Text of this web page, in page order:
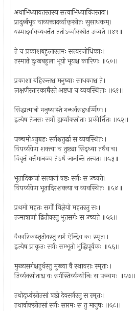
अथाभिध्यायतस्तस्य सत्याभिध्यायिनस्तदा।
प्रादुर्ब्बभूव चाव्यक्तादर्व्वाक्‌स्रोतः सुसाधकम्।
यस्मादर्वाक्व्यवर्त्तेत ततोऽर्व्वाक्स्रोत उच्यते ॥४९॥
ते च प्रकाशबहुलास्तमः सत्त्वरजोधिकाः।
तस्मात्ते दुःखबहुला भूयो भूयश्च कारिणः ॥५०॥
प्रकाशा बहिरन्तश्च मनुष्याः साधकाश्च ते।
लक्षणैस्तारकाद्यैस्ते अष्टधा च व्यवस्थिताः ॥५१॥
सिद्धात्मानो मनुष्यास्ते गन्धर्वसहधर्म्मिणः।
इत्येष तेजसः सर्गो ह्यर्व्वाक्स्रोताः प्रकीर्त्तितः ॥५२॥
पञ्चमोऽनुग्रहः सर्गश्चतुर्द्धा स व्यवस्थितः।
विपर्य्ययेण शक्त्या च तुष्ट्या सिद्ध्या तथैव च।
विवृत्तं वर्त्तमानञ्च तेऽर्थं जानन्ति तत्त्वतः ॥५३॥
भूतादिकानां सत्त्वानां षष्ठः सर्गः स उच्यते।
विपर्य्ययेण भूतादिरशक्त्या च व्यवस्थितः ॥५४॥
प्रथमो महतः सर्गो विज्ञेयो महतस्तु सः।
तन्मात्राणां द्वितीयस्तु भूतसर्गः स उच्यते ॥५५॥
वैकारिकस्तृतीयस्तु सर्ग ऐन्द्रिय कः स्मृतः।
इत्येष प्राकृतः सर्गः सम्भूतो भुद्धिपूर्वकः ॥५६॥
मुख्यसर्गश्चतुर्थस्तु मुख्या वै स्थावराः स्मृताः।
तिर्य्यक्सोताश्च यः सर्गस्तिर्य्यग्योनिः स पञ्चमः ॥५७॥
तथोर्द्ध्वस्रोतसां षष्ठो देवसर्गस्तु स स्मृतः।
तथार्वाक्स्रोतसां सर्गः सप्तमः स तु मानुषः ॥५८॥